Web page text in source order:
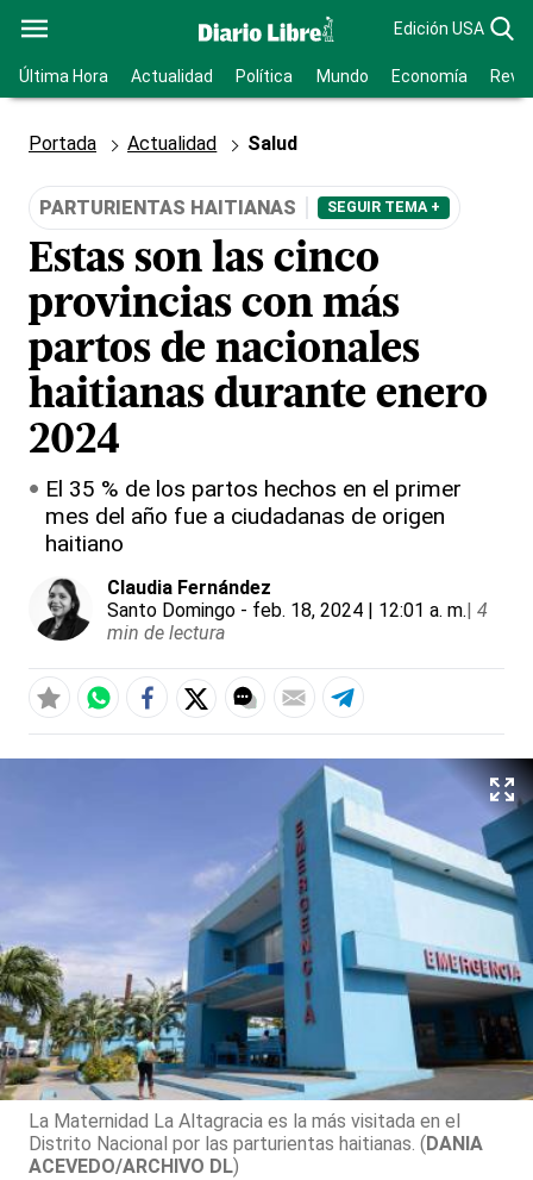
Edición USA
Última Hora Actualidad Política Mundo Economía
Portada Actualidad Salud
PARTURIENTAS HAITIANAS SEGUIR TEMA +
Estas son las cinco
provincias con más
partos de nacionales
haitianas durante enero
2024
El 35 % de los partos hechos en el primer
mes del año fue a ciudadanas de origen
haitiano
Claudia Fernández
Santo Domingo - feb. 18, 2024 | 12:01 a. m.| 4
min de lectura
La Maternidad La Altagracia es la más visitada en el
Distrito Nacional por las parturientas haitianas. (DANIA
ACEVEDO/ARCHIVO DL)